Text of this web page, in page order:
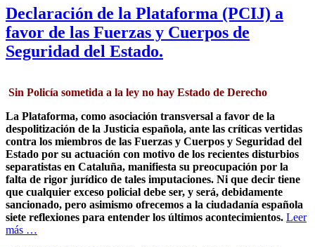
dirigentes
independentistas
Declaración de la Plataforma (PCIJ) a
favor de las Fuerzas y Cuerpos de
Seguridad del Estado.
Sin Policía sometida a la ley no hay Estado de Derecho
La Plataforma, como asociación transversal a favor de la
despolitización de la Justicia española, ante las críticas vertidas
contra los miembros de las Fuerzas y Cuerpos y Seguridad del
Estado por su actuación con motivo de los recientes disturbios
separatistas en Cataluña, manifiesta su preocupación por la
falta de rigor jurídico de tales imputaciones. Ni que decir tiene
que cualquier exceso policial debe ser, y será, debidamente
sancionado, pero asimismo ofrecemos a la ciudadanía española
siete reflexiones para entender los últimos acontecimientos. Leer
más …